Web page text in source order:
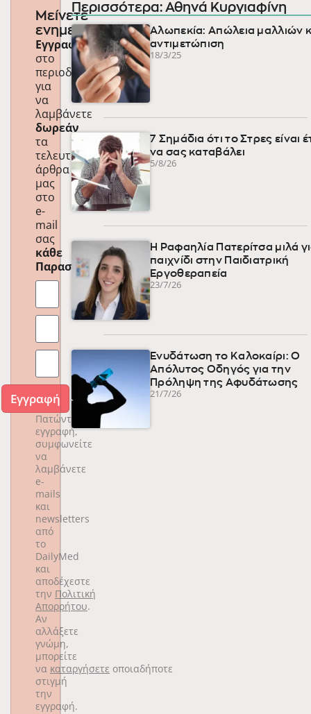
Μείνετε
ενημερωμένοι
Εγγραφείτε
στο
περιοδικό
για
να
λαμβάνετε
δωρεάν
τα
τελευταία
άρθρα
μας
στο
e-
mail
σας
κάθε
Παρασκευή!
Εγγραφή
Πατώντας
εγγραφή,
συμφωνείτε
να
λαμβάνετε
e-
mails
και
newsletters
από
το
DailyMed
και
αποδέχεστε
την Πολιτική
Απορρήτου.
Αν
αλλάξετε
γνώμη,
μπορείτε
να καταργήσετε οποιαδήποτε
στιγμή
την
εγγραφή.
Περισσότερα: Αθηνά Κυργιαφίνη
Αλωπεκία: Απώλεια μαλλιών
αντιμετώπιση
18/3/25
7 Σημάδια ότι το Στρες είναι
να σας καταβάλει
5/8/26
Η Ραφαηλία Πατερίτσα μιλά
παιχνίδι στην Παιδιατρική
Εργοθεραπεία
23/7/26
Ενυδάτωση το Καλοκαίρι: Ο
Απόλυτος Οδηγός για την
Πρόληψη της Αφυδάτωσης
21/7/26